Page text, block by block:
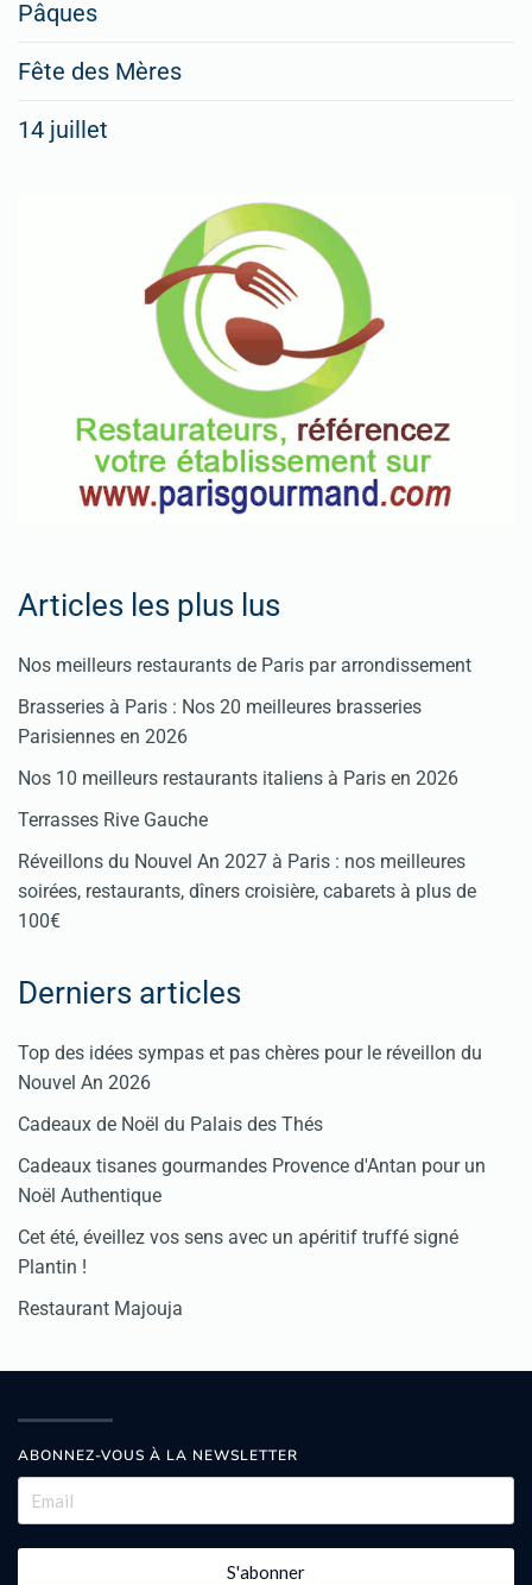
Pâques
Fête des Mères
14 juillet
Articles les plus lus
Nos meilleurs restaurants de Paris par arrondissement
Brasseries à Paris : Nos 20 meilleures brasseries
Parisiennes en 2026
Nos 10 meilleurs restaurants italiens à Paris en 2026
Terrasses Rive Gauche
Réveillons du Nouvel An 2027 à Paris : nos meilleures
soirées, restaurants, dîners croisière, cabarets à plus de
100€
Derniers articles
Top des idées sympas et pas chères pour le réveillon du
Nouvel An 2026
Cadeaux de Noël du Palais des Thés
Cadeaux tisanes gourmandes Provence d'Antan pour un
Noël Authentique
Cet été, éveillez vos sens avec un apéritif truffé signé
Plantin !
Restaurant Majouja
ABONNEZ-VOUS À LA NEWSLETTER
S'abonner